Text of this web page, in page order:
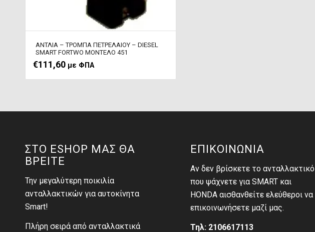
ΑΝΤΛΙΑ – ΤΡΟΜΠΑ ΠΕΤΡΕΛΑΙΟΥ – DIESEL
SMART FORTWO MΟΝΤΕΛΟ 451
€111,60 με ΦΠΑ
ΣΤΟ ESHOP ΜΑΣ ΘΑ
ΒΡΕΙΤΕ
Την μεγαλύτερη ποικιλία
ανταλλακτικών για αυτοκίνητα
Smart!
Πλήρη σειρά από ανταλλακτικά
ΕΠΙΚΟΙΝΩΝΙΑ
Αν δεν βρίσκετε το ανταλλακτικό
που ψάχνετε για SMART και
HONDA αισθανθείτε ελεύθεροι να
επικοινωνήσετε μαζί μας.
Τηλ: 2106617113